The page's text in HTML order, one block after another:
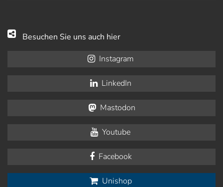
Besuchen Sie uns auch hier
Instagram
LinkedIn
Mastodon
Youtube
Facebook
Unishop